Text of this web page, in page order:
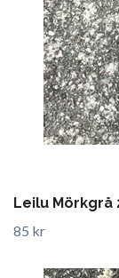
Leilu Mörkgrå
85 kr